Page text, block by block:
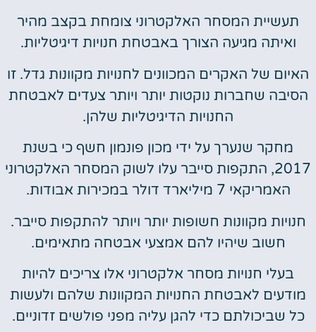
תעשיית המסחר האלקטרוני צומחת בקצב מהיר
ואיתה מגיעה הצורך באבטחת חנויות דיגיטליות.
האיום של האקרים המכוונים לחנויות מקוונות גדל. זו
הסיבה שחברות נוקטות יותר ויותר צעדים לאבטחת
החנויות הדיגיטליות שלהן.
מחקר שנערך על ידי מכון פונמון חשף כי בשנת
2017, התקפות סייבר עלו לשוק המסחר האלקטרוני
האמריקאי 7 מיליארד דולר במכירות אבודות.
חנויות מקוונות חשופות יותר ויותר להתקפות סייבר.
חשוב שיהיו להם אמצעי אבטחה מתאימים.
בעלי חנויות מסחר אלקטרוני אלו צריכים להיות
מודעים לאבטחת החנויות המקוונות שלהם ולעשות
כל שביכולתם כדי להגן עליה מפני פולשים זדוניים.